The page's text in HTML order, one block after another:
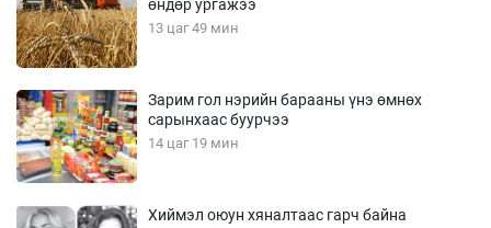
өндөр ургажээ
13 цаг 49 мин
Зарим гол нэрийн барааны үнэ өмнөх
сарынхаас буурчээ
14 цаг 19 мин
Хиймэл оюун хяналтаас гарч байна